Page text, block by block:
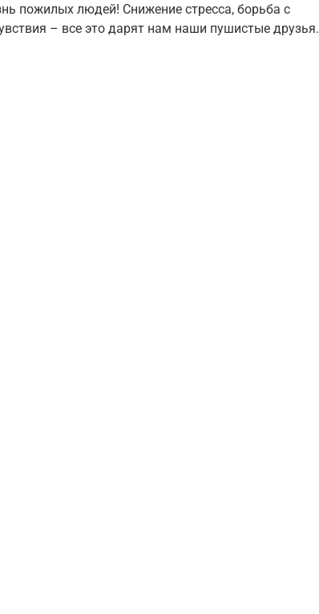
пожилых людей! Снижение стресса, борьба с
– все это дарят нам наши пушистые друзья.